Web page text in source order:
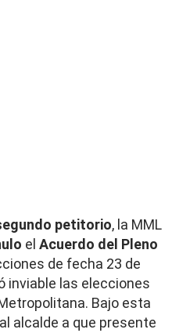
petitorio, la MML
el Acuerdo del Pleno
de fecha 23 de
inviable las elecciones
Bajo esta
alcalde a que presente